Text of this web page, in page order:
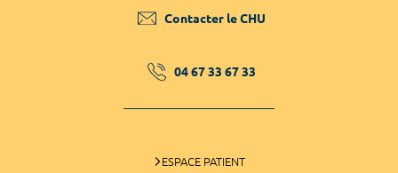
Contacter le CHU
04 67 33 67 33
ESPACE PATIENT